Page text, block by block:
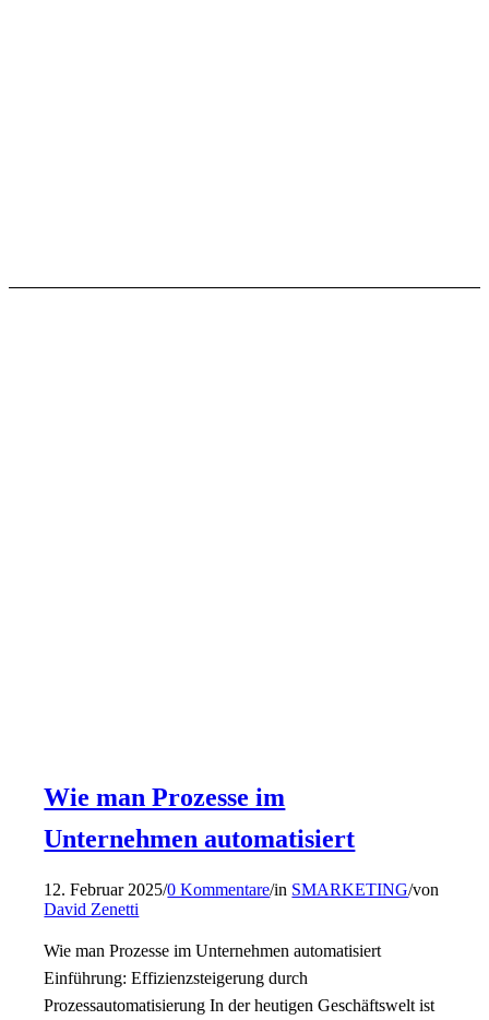
Wie man Prozesse im
Unternehmen automatisiert
12. Februar 2025/0 Kommentare/in SMARKETING/von
David Zenetti
Wie man Prozesse im Unternehmen automatisiert
Einführung: Effizienzsteigerung durch
Prozessautomatisierung In der heutigen Geschäftswelt ist